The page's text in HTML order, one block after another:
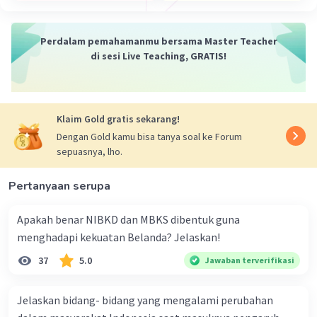
Mudah diakses, yaitu sumber-sumber
yang berkaitan dengan topik tersebut
Tahap ini merupakan tahap pengumpulan
sumber-sumber sejarah yang berkaitan dengan
menjadi dua, yaitu sumber primer dan sumber
Sumber primeradalah sumber sejarah
yang berasal dari pelaku atau saksi
peristiwa sejarah. Sumber primer dapat
lisan.
Perdalam pemahamanmu bersama Master Teacher
di sesi Live Teaching, GRATIS!
Klaim Gold gratis sekarang!
Dengan Gold kamu bisa tanya soal ke Forum
sepuasnya, lho.
Pertanyaan serupa
Apakah benar NIBKD dan MBKS dibentuk guna
menghadapi kekuatan Belanda? Jelaskan!
37 5.0 Jawaban terverifikasi
Jelaskan bidang- bidang yang mengalami perubahan